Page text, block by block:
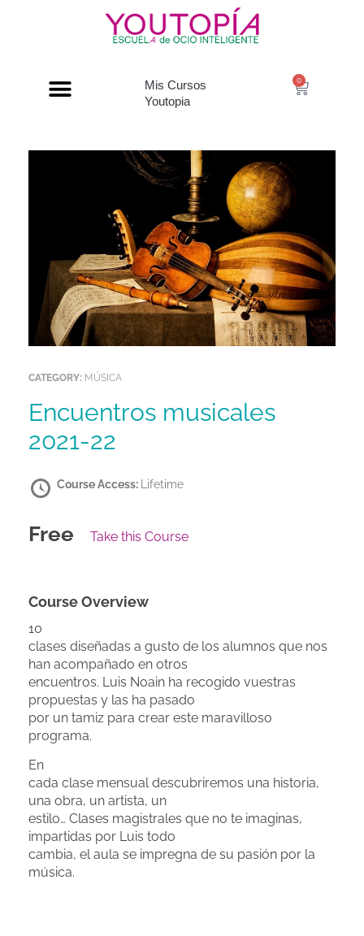
Mis Cursos
Youtopia
0
CATEGORY: MÚSICA
Encuentros musicales
2021-22
Course Access: Lifetime
Free Take this Course
Course Overview
10
clases diseñadas a gusto de los alumnos que nos
han acompañado en otros
encuentros. Luis Noain ha recogido vuestras
propuestas y las ha pasado
por un tamiz para crear este maravilloso
programa.
En
cada clase mensual descubriremos una historia,
una obra, un artista, un
estilo… Clases magistrales que no te imaginas,
impartidas por Luis todo
cambia, el aula se impregna de su pasión por la
música.